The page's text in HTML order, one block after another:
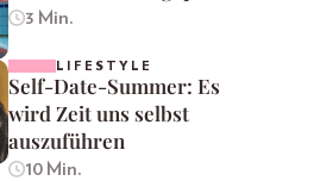
3 Min.
LIFESTYLE
Self-Date-Summer: Es
wird Zeit uns selbst
auszuführen
10 Min.